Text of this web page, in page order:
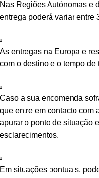
Nas Regiões Autónomas e
entrega poderá variar entre
As entregas na Europa e
com o destino e o tempo de
Caso a sua encomenda
que entre em contacto com
apurar o ponto de situação
esclarecimentos.
Em situações pontuais,